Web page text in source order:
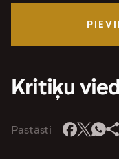
Kritiķu
Pastāsti